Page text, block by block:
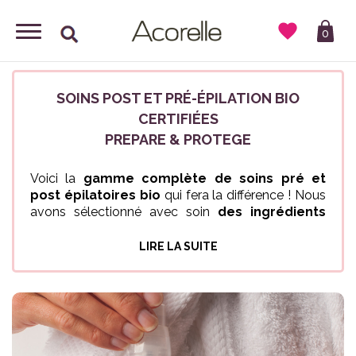
0

SOINS POST ET PRÉ-ÉPILATION BIO
CERTIFIÉES
PREPARE & PROTEGE
Voici la gamme complète de soins pré et
post épilatoires bio qui fera la différence ! Nous
avons sélectionné avec soin des ingrédients
leurs bienfaits. Du gommage à l'hydratation,
Le Savon gommant ou le Soin anti-poils incarnés
offrent une exfoliation optimale – chimique ou
mécanique –pour préparer la peau avant
l’épilation et la débarrasser des cellules
LIRE LA SUITE